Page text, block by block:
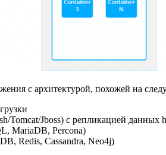
с архитектурой, похожей на
Tomcat/Jboss) с репликацией данных
MariaDB, Percona)
Redis, Cassandra, Neo4j)